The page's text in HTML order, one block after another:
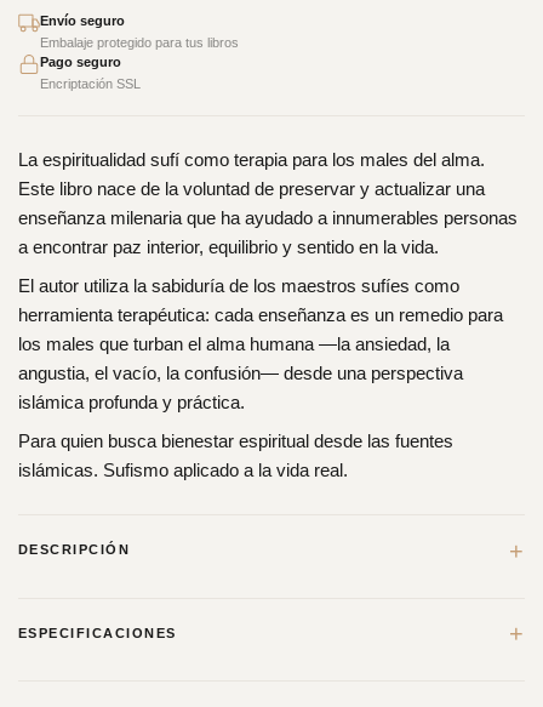
Envío seguro
Embalaje protegido para tus libros
Pago seguro
Encriptación SSL
La espiritualidad sufí como terapia para los males del alma.
Este libro nace de la voluntad de preservar y actualizar una
enseñanza milenaria que ha ayudado a innumerables personas
a encontrar paz interior, equilibrio y sentido en la vida.
El autor utiliza la sabiduría de los maestros sufíes como
herramienta terapéutica: cada enseñanza es un remedio para
los males que turban el alma humana —la ansiedad, la
angustia, el vacío, la confusión— desde una perspectiva
islámica profunda y práctica.
Para quien busca bienestar espiritual desde las fuentes
islámicas. Sufismo aplicado a la vida real.
DESCRIPCIÓN +
recupera y actualiza la tradición sufí de sanación interior,
ESPECIFICACIONES +